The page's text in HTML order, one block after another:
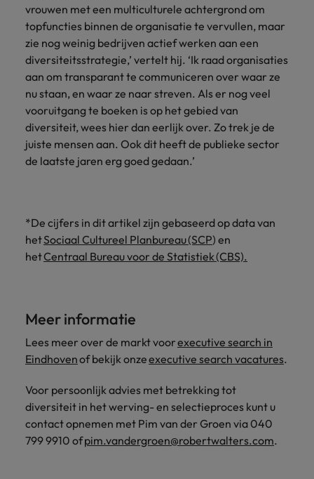
vrouwen met een multiculturele achtergrond om
topfuncties binnen de organisatie te vervullen, maar
zie nog weinig bedrijven actief werken aan een
diversiteitsstrategie,’ vertelt hij. ‘Ik raad organisaties
aan om transparant te communiceren over waar ze
nu staan, en waar ze naar streven. Als er nog veel
vooruitgang te boeken is op het gebied van
diversiteit, wees hier dan eerlijk over. Zo trek je de
juiste mensen aan. Ook dit heeft de publieke sector
de laatste jaren erg goed gedaan.’
*De cijfers in dit artikel zijn gebaseerd op data van
hetSociaal Cultureel Planbureau (SCP) en
hetCentraal Bureau voor de Statistiek (CBS).
Meer informatie
Lees meer over de markt voorexecutive search in
Eindhovenof bekijk onzeexecutive search vacatures.
Voor persoonlijk advies met betrekking tot
diversiteit in het werving- en selectieproces kunt u
contact opnemen met Pim van der Groen via 040
799 9910 ofpim.vandergroen@robertwalters.com.